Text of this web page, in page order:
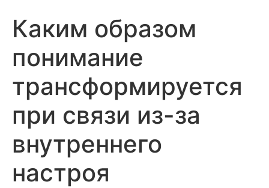
Каким образом
понимание
трансформируется
при связи из-за
внутреннего
настроя